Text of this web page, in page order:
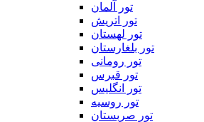
تور آلمان
تور اتریش
تور لهستان
تور بلغارستان
تور رومانی
تور قبرس
تور انگلیس
تور روسیه
تور صربستان